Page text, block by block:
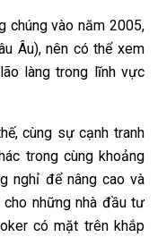
chúng vào năm 2005,
Âu), nên có thể xem
làng trong lĩnh vực
cùng sự cạnh tranh
trong cùng khoảng
nghỉ để nâng cao và
những nhà đầu tư
có mặt trên khắp